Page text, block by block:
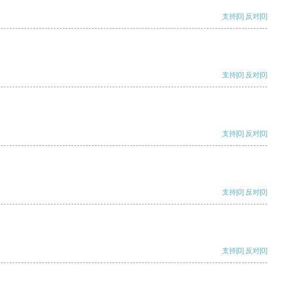
支持[0] 反对[0]
支持[0] 反对[0]
支持[0] 反对[0]
支持[0] 反对[0]
支持[0] 反对[0]